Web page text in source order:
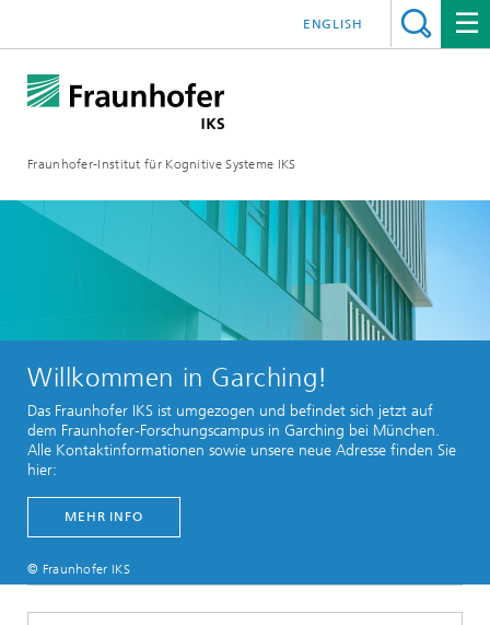
Fraunhofer-Institut für Kognitive Systeme IKS
ENGLISH
Willkommen in Garching!
Das Fraunhofer IKS ist umgezogen und befindet sich jetzt auf
dem Fraunhofer‑Forschungscampus in Garching bei München.
Alle Kontaktinformationen sowie unsere neue Adresse finden Sie
hier:
MEHR INFO
© Fraunhofer IKS